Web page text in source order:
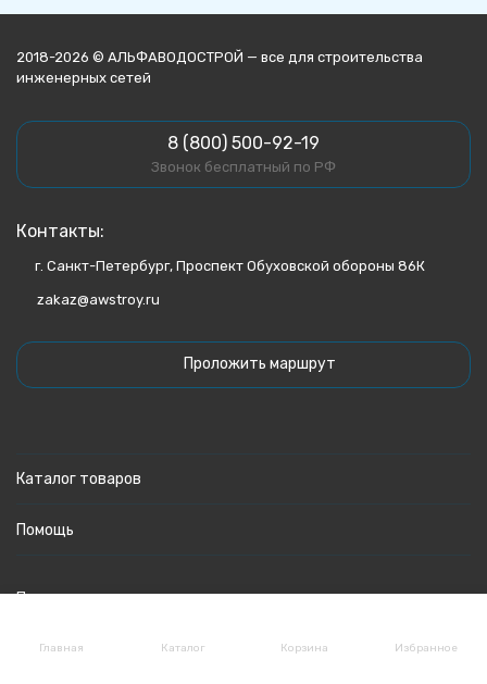
Главная Каталог Корзина Избранное
2018-2026 © АЛЬФАВОДОСТРОЙ — все для строительства
инженерных сетей
8 (800) 500-92-19
Звонок бесплатный по РФ
Контакты:
г. Санкт-Петербург, Проспект Обуховской обороны 86К
zakaz@awstroy.ru
Проложить маршрут
Каталог товаров
Помощь
Политика персональных данных